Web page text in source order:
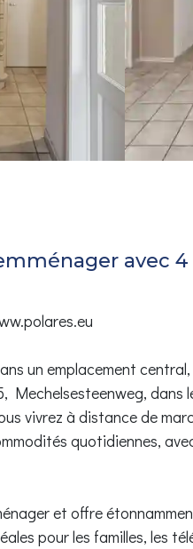
avec
un emplacement
Mechelsesteenweg,
vivrez à distance de
quotidiennes,
et offre
pour les familles, les